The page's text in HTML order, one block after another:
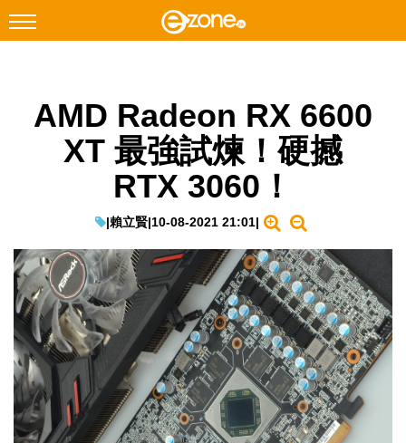
Facebook Instagram
科技焦點
教學評測
EduTech
IT Times
生成式AI與雲端應用
Enterprise Digital Transformation
特集
AMD Radeon RX 6600
XT 最強試煉！硬撼
RTX 3060！
|賴立賢|10-08-2021 21:01|